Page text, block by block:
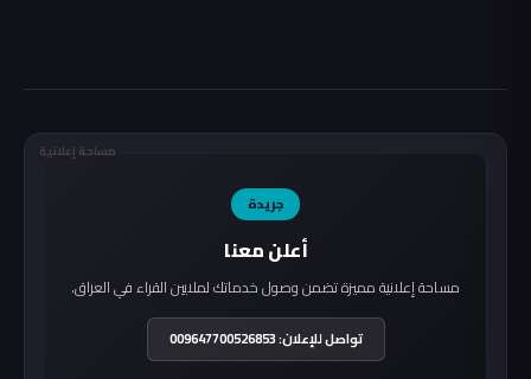
مساحة إعلانية
جريدة
أعلن معنا
مساحة إعلانية مميزة تضمن وصول خدماتك لملايين القراء في العراق.
تواصل للإعلان: 009647700526853